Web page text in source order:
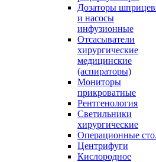
Дозаторы
и насосы
инфузионные
Отсасыватели
хирургические
медицинские
(аспираторы)
Мониторы
прикроватные
Рентгенология
Светильники
хирургические
Операционные
Центрифуги
Кислородное